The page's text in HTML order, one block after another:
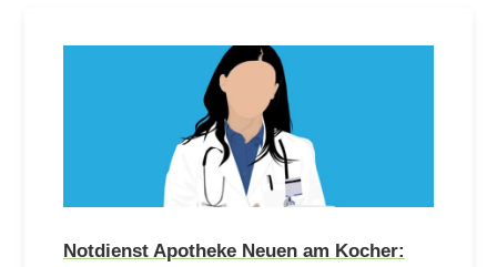
Notdienst Apotheke Neuen am Kocher: